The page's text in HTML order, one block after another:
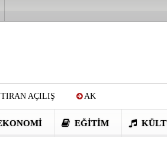
AÇILIŞ AK
VİDEOYU GÖRÜNCEEĞITIM